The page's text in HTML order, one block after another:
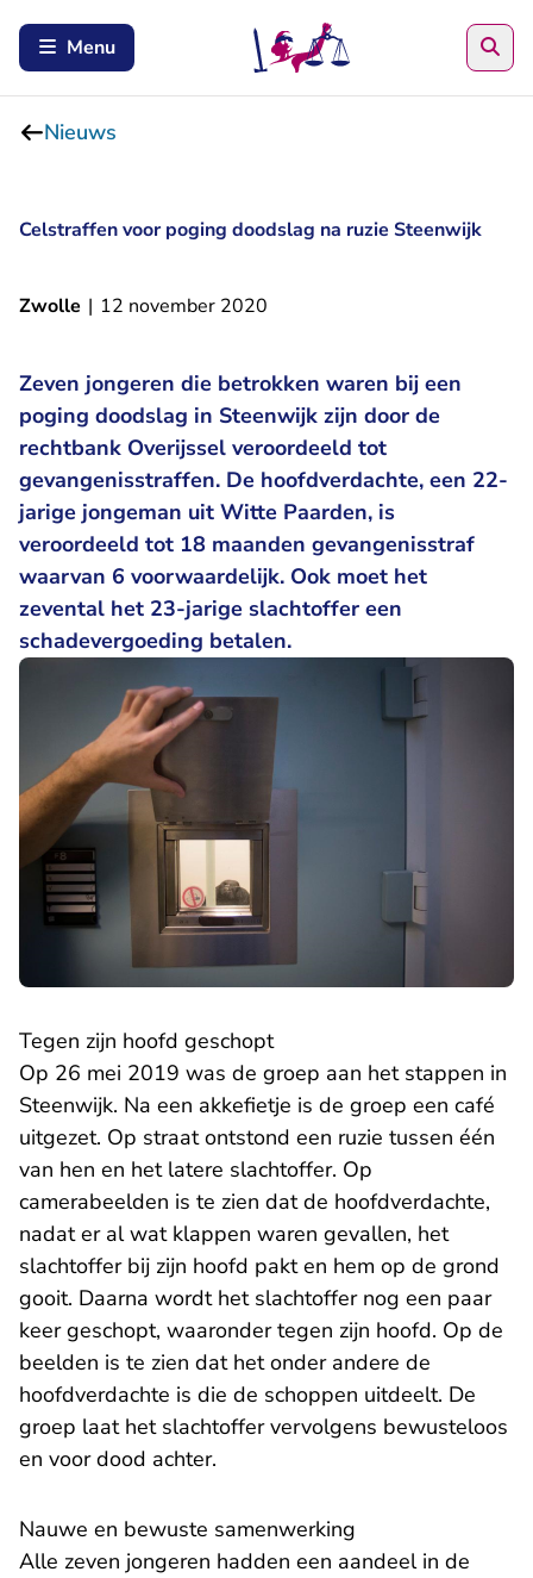
Menu
Nieuws
Celstraffen voor poging doodslag na ruzie Steenwijk
Zwolle | 12 november 2020
Zeven jongeren die betrokken waren bij een
poging doodslag in Steenwijk zijn door de
rechtbank Overijssel veroordeeld tot
gevangenisstraffen. De hoofdverdachte, een 22-
jarige jongeman uit Witte Paarden, is
veroordeeld tot 18 maanden gevangenisstraf
waarvan 6 voorwaardelijk. Ook moet het
zevental het 23-jarige slachtoffer een
schadevergoeding betalen.
Tegen zijn hoofd geschopt
Op 26 mei 2019 was de groep aan het stappen in
Steenwijk. Na een akkefietje is de groep een café
uitgezet. Op straat ontstond een ruzie tussen één
van hen en het latere slachtoffer. Op
camerabeelden is te zien dat de hoofdverdachte,
nadat er al wat klappen waren gevallen, het
slachtoffer bij zijn hoofd pakt en hem op de grond
gooit. Daarna wordt het slachtoffer nog een paar
keer geschopt, waaronder tegen zijn hoofd. Op de
beelden is te zien dat het onder andere de
hoofdverdachte is die de schoppen uitdeelt. De
groep laat het slachtoffer vervolgens bewusteloos
en voor dood achter.
Nauwe en bewuste samenwerking
Alle zeven jongeren hadden een aandeel in de